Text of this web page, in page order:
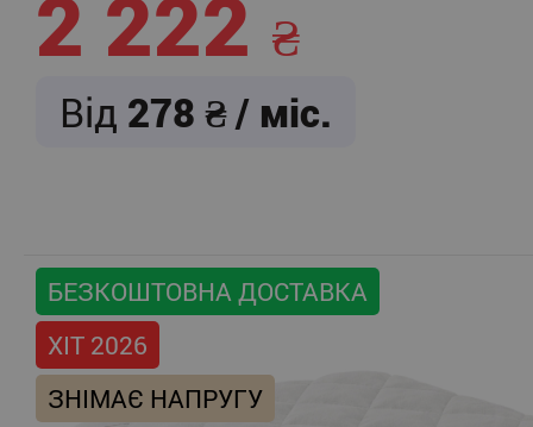
2 222
Від 278 / міс.
БЕЗКОШТОВНА ДОСТАВКА
ХІТ 2026
ЗНІМАЄ НАПРУГУ